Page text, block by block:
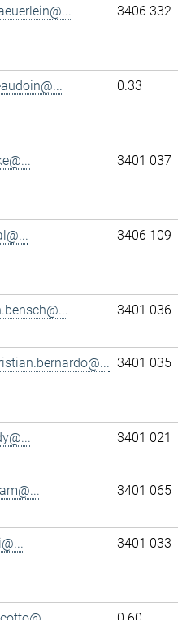
3406 332
0.33
3401 037
3406 109
3401 036
3401 035
3401 021
3401 065
3401 033